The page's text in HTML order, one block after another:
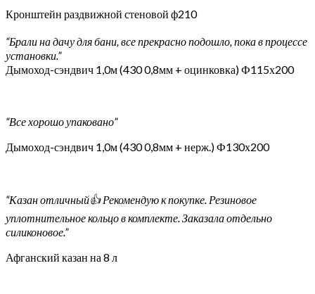
Кронштейн раздвижной стеновой ф210
“Брали на дачу для бани, все прекрасно подошло, пока в процессе
установки.”
Дымоход-сэндвич 1,0м (430 0,8мм + оцинковка) Ф115х200
“Все хорошо упаковано”
Дымоход-сэндвич 1,0м (430 0,8мм + нерж.) Ф130х200
“Казан отличный👍 Рекомендую к покупке. Резиновое
уплотнительное кольцо в комплекте. Заказала отдельно
силиконовое.”
Афганский казан на 8 л